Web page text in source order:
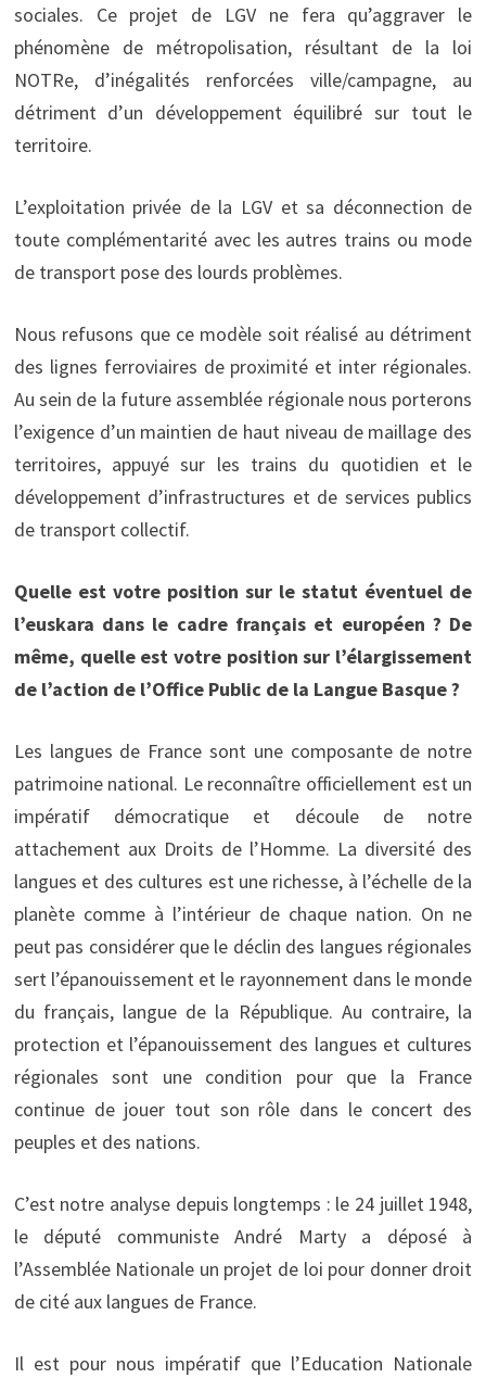
sociales. Ce projet de LGV ne fera qu’aggraver le
phénomène de métropolisation, résultant de la loi
NOTRe, d’inégalités renforcées ville/campagne, au
détriment d’un développement équilibré sur tout le
territoire.
L’exploitation privée de la LGV et sa déconnection de
toute complémentarité avec les autres trains ou mode
de transport pose des lourds problèmes.
Nous refusons que ce modèle soit réalisé au détriment
des lignes ferroviaires de proximité et inter régionales.
Au sein de la future assemblée régionale nous porterons
l’exigence d’un maintien de haut niveau de maillage des
territoires, appuyé sur les trains du quotidien et le
développement d’infrastructures et de services publics
de transport collectif.
Quelle est votre position sur le statut éventuel de
l’euskara dans le cadre français et européen ? De
même, quelle est votre position sur l’élargissement
de l’action de l’Office Public de la Langue Basque ?
Les langues de France sont une composante de notre
patrimoine national. Le reconnaître officiellement est un
impératif démocratique et découle de notre
attachement aux Droits de l’Homme. La diversité des
langues et des cultures est une richesse, à l’échelle de la
planète comme à l’intérieur de chaque nation. On ne
peut pas considérer que le déclin des langues régionales
sert l’épanouissement et le rayonnement dans le monde
du français, langue de la République. Au contraire, la
protection et l’épanouissement des langues et cultures
régionales sont une condition pour que la France
continue de jouer tout son rôle dans le concert des
peuples et des nations.
C’est notre analyse depuis longtemps : le 24 juillet 1948,
le député communiste André Marty a déposé à
l’Assemblée Nationale un projet de loi pour donner droit
de cité aux langues de France.
Il est pour nous impératif que l’Education Nationale